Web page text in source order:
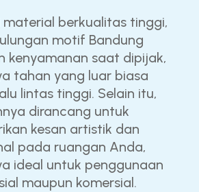
berkualitas tinggi,
motif Bandung
kenyamanan saat dipijak,
tahan yang luar biasa
lintas tinggi. Selain itu,
dirancang untuk
kesan artistik dan
pada ruangan Anda,
ideal untuk penggunaan
maupun komersial.